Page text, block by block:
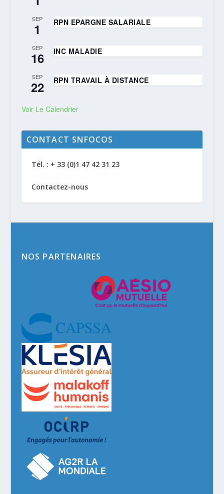
SEP
1 RPN EPARGNE SALARIALE
SEP
16 INC MALADIE
SEP
22 RPN TRAVAIL À DISTANCE
Voir Le Calendrier
CONTACT SNFOCOS
Tél. : + 33 (0)1 47 42 31 23
Contactez-nous
NOS PARTENAIRES